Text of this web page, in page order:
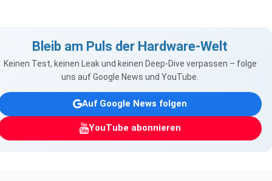
Bleib am Puls der Hardware-Welt
Keinen Test, keinen Leak und keinen Deep-Dive verpassen – folge
uns auf Google News und YouTube.
Auf Google News folgen
YouTube abonnieren